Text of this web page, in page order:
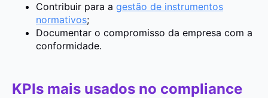
Contribuir para a gestão de instrumentos
normativos;
Documentar o compromisso da empresa com a
conformidade.
KPIs mais usados no compliance